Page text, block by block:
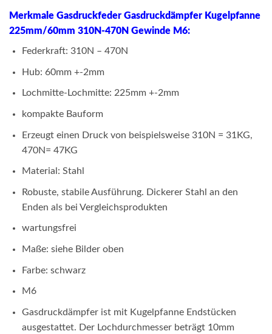
Merkmale Gasdruckfeder Gasdruckdämpfer Kugelpfanne
225mm/60mm 310N-470N Gewinde M6:
Federkraft: 310N – 470N
Hub: 60mm +-2mm
Lochmitte-Lochmitte: 225mm +-2mm
kompakte Bauform
Erzeugt einen Druck von beispielsweise 310N = 31KG,
470N= 47KG
Material: Stahl
Robuste, stabile Ausführung. Dickerer Stahl an den
Enden als bei Vergleichsprodukten
wartungsfrei
Maße: siehe Bilder oben
Farbe: schwarz
M6
Gasdruckdämpfer ist mit Kugelpfanne Endstücken
ausgestattet. Der Lochdurchmesser beträgt 10mm